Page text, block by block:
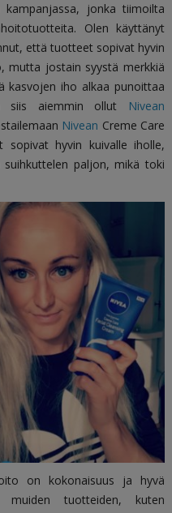
kampanjassa, jonka tiimoilta
Olen käyttänyt
että tuotteet sopivat hyvin
mutta jostain syystä merkkiä
kasvojen iho alkaa punoittaa
siis aiemmin ollut
Nivean
Nivean Creme Care
sopivat hyvin kuivalle iholle,
paljon, mikä toki
on kokonaisuus ja hyvä
muiden tuotteiden, kuten